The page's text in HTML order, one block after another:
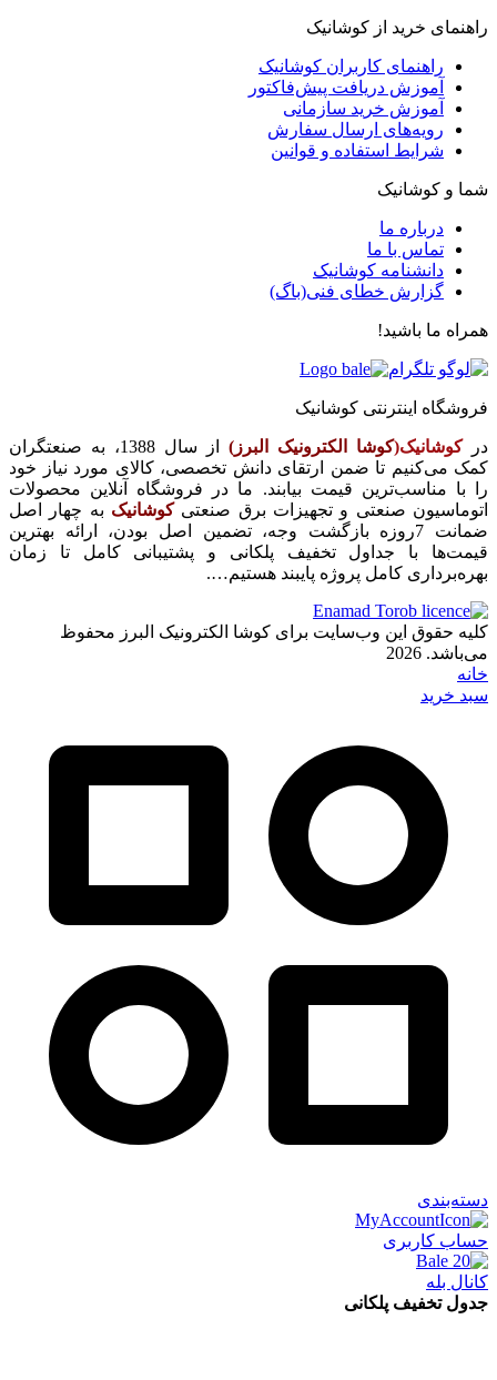
راهنمای خرید از کوشانیک
راهنمای کاربران کوشانیک
آموزش دریافت پیش‌فاکتور
آموزش خرید سازمانی
رویه‌های ارسال سفارش
شرایط استفاده و قوانین
شما و کوشانیک
درباره ما
تماس با ما
دانشنامه کوشانیک
گزارش خطای فنی(باگ)
همراه ما باشید!
فروشگاه اینترنتی کوشانیک
در کوشانیک(کوشا الکترونیک البرز)
از سال 1388، به صنعتگران
کمک می‌کنیم تا ضمن ارتقای دانش تخصصی، کالای مورد نیاز خود
را با مناسب‌ترین قیمت بیابند. ما در فروشگاه آنلاین محصولات
اتوماسیون صنعتی و تجهیزات برق صنعتی کوشانیک به چهار اصل
ضمانت 7روزه بازگشت وجه، تضمین اصل بودن، ارائه بهترین
قیمت‌ها با جداول تخفیف پلکانی و پشتیبانی کامل تا زمان
بهره‌برداری کامل پروژه پایبند هستیم….
کلیه حقوق این وب‌سایت برای کوشا الکترونیک البرز محفوظ
می‌باشد. 2026
خانه
سبد خرید
دسته‌بندی
حساب کاربری
کانال بله
جدول تخفیف پلکانی